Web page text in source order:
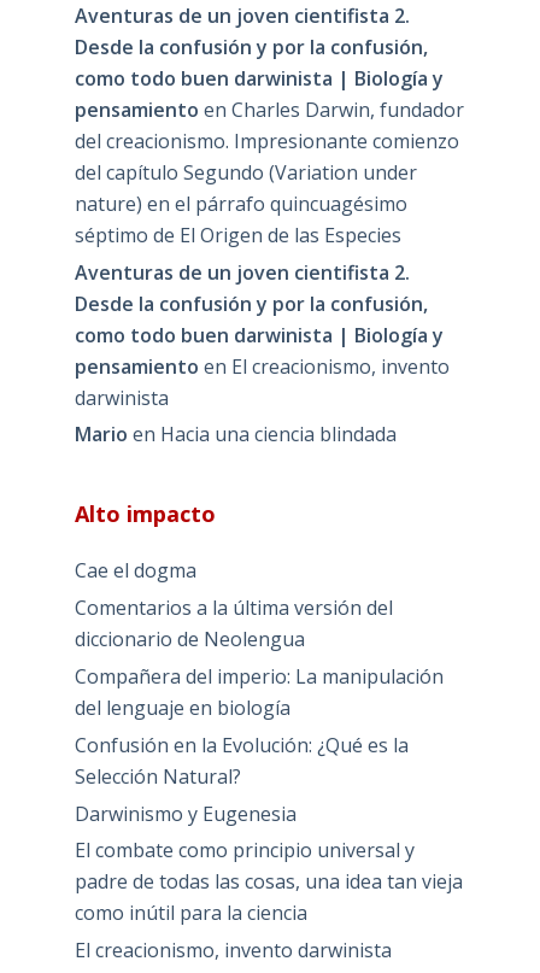
Aventuras de un joven cientifista 2.
Desde la confusión y por la confusión,
como todo buen darwinista | Biología y
pensamiento en Charles Darwin, fundador
del creacionismo. Impresionante comienzo
del capítulo Segundo (Variation under
nature) en el párrafo quincuagésimo
séptimo de El Origen de las Especies
Aventuras de un joven cientifista 2.
Desde la confusión y por la confusión,
como todo buen darwinista | Biología y
pensamiento en El creacionismo, invento
darwinista
Mario en Hacia una ciencia blindada
Alto impacto
Cae el dogma
Comentarios a la última versión del
diccionario de Neolengua
Compañera del imperio: La manipulación
del lenguaje en biología
Confusión en la Evolución: ¿Qué es la
Selección Natural?
Darwinismo y Eugenesia
El combate como principio universal y
padre de todas las cosas, una idea tan vieja
como inútil para la ciencia
El creacionismo, invento darwinista